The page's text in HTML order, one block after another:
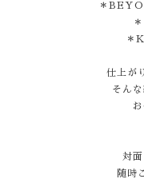
＊
＊
仕上が
そん
お
対
随時